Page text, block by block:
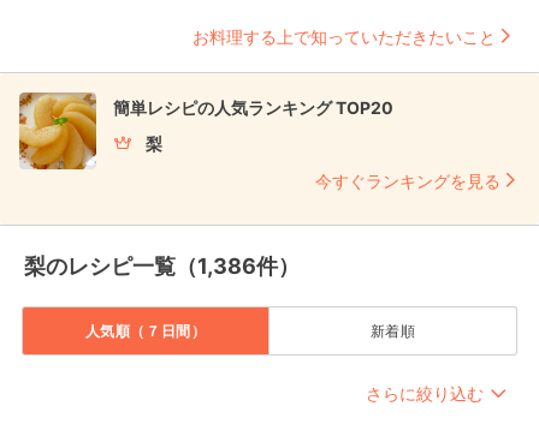
お料理する上で知っていただきたいこと
簡単レシピの人気ランキング TOP20
梨
今すぐランキングを見る
梨のレシピ一覧（1,386件）
人気順（７日間） 新着順
さらに絞り込む